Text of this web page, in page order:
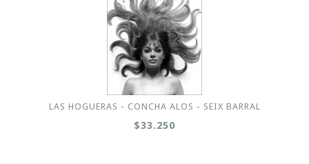
LAS HOGUERAS - CONCHA ALOS - SEIX BARRAL
$33.250